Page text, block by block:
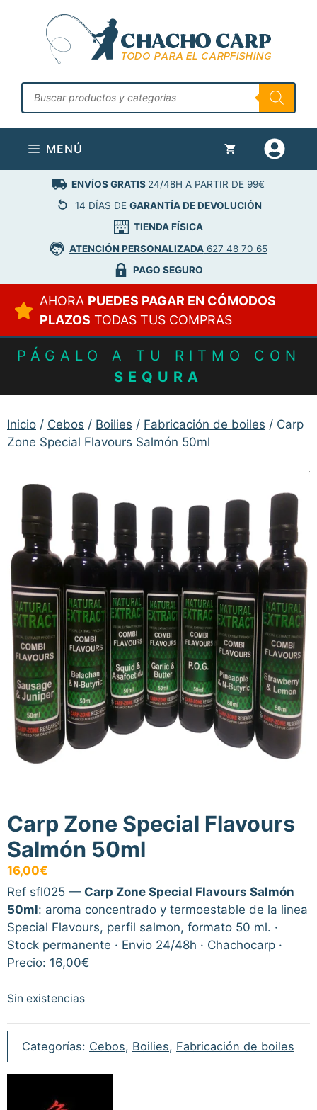
contenido
Búsqueda
de
productos
MENÚ
ENVÍOS GRATIS 24/48H A PARTIR DE 99€
14 DÍAS DE GARANTÍA DE DEVOLUCIÓN
TIENDA FÍSICA
ATENCIÓN PERSONALIZADA627 48 70 65
PAGO SEGURO
AHORA PUEDES PAGAR EN CÓMODOS
PLAZOS TODAS TUS COMPRAS
PÁGALO A TU RITMO CON
SEQURA
Inicio / Cebos / Boilies / Fabricación de boiles / Carp
Zone Special Flavours Salmón 50ml
Carp Zone Special Flavours
Salmón 50ml
16,00€
Ref sfl025 — Carp Zone Special Flavours Salmón
50ml: aroma concentrado y termoestable de la linea
Special Flavours, perfil salmon, formato 50 ml. ·
Stock permanente · Envio 24/48h · Chachocarp ·
Precio: 16,00€
Sin existencias
Categorías: Cebos, Boilies, Fabricación de boiles